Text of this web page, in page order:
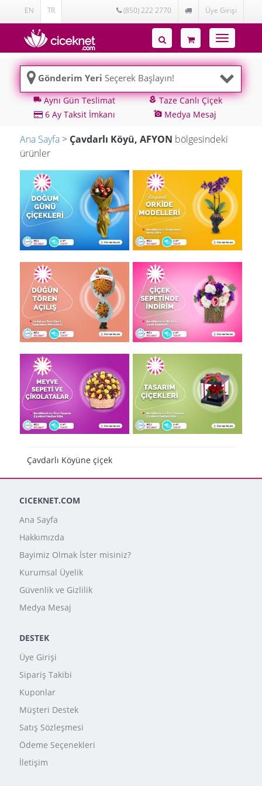
EN TR (850) 222 2770 Üye Girişi
Toggle
navigation
Gönderim Yeri Seçerek Başlayın!
local_shippingAynı Gün Teslimat local_floristTaze Canlı Çiçek
6 Ay Taksit İmkanı
add_a_photo Medya Mesaj
Ana Sayfa > Çavdarlı Köyü, AFYON bölgesindeki
ürünler
Çavdarlı Köyüne çiçek
CICEKNET.COM
Ana Sayfa
Hakkımızda
Bayimiz Olmak İster misiniz?
Kurumsal Üyelik
Güvenlik ve Gizlilik
Medya Mesaj
DESTEK
Üye Girişi
Sipariş Takibi
Kuponlar
Müşteri Destek
Satış Sözleşmesi
Ödeme Seçenekleri
İletişim